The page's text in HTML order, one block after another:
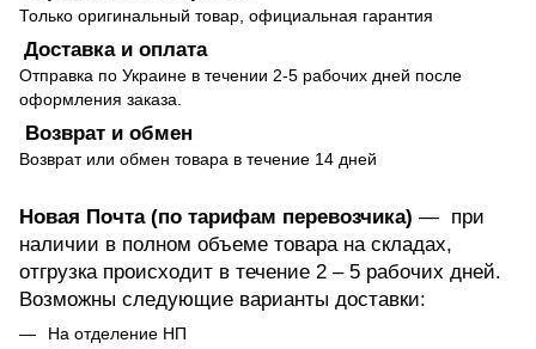
Только оригинальный товар, официальная гарантия
Доставка и оплата
Отправка по Украине в течении 2-5 рабочих дней после
оформления заказа.
Возврат и обмен
Возврат или обмен товара в течение 14 дней
Новая Почта (по тарифам перевозчика) — при
наличии в полном объеме товара на складах,
отгрузка происходит в течение 2 – 5 рабочих дней.
Возможны следующие варианты доставки:
На отделение НП